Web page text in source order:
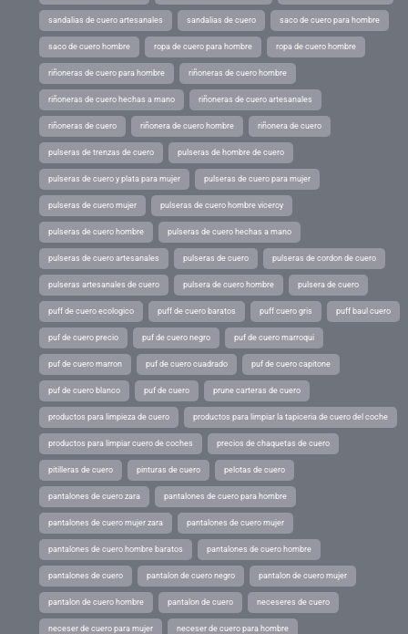
sandalias de cuero artesanales sandalias de cuero saco de cuero para hombre
saco de cuero hombre ropa de cuero para hombre ropa de cuero hombre
riñoneras de cuero para hombre riñoneras de cuero hombre
riñoneras de cuero hechas a mano riñoneras de cuero artesanales
riñoneras de cuero riñonera de cuero hombre riñonera de cuero
pulseras de trenzas de cuero pulseras de hombre de cuero
pulseras de cuero y plata para mujer pulseras de cuero para mujer
pulseras de cuero mujer pulseras de cuero hombre viceroy
pulseras de cuero hombre pulseras de cuero hechas a mano
pulseras de cuero artesanales pulseras de cuero pulseras de cordon de cuero
pulseras artesanales de cuero pulsera de cuero hombre pulsera de cuero
puff de cuero ecologico puff de cuero baratos puff cuero gris puff baul cuero
puf de cuero precio puf de cuero negro puf de cuero marroqui
puf de cuero marron puf de cuero cuadrado puf de cuero capitone
puf de cuero blanco puf de cuero prune carteras de cuero
productos para limpieza de cuero productos para limpiar la tapiceria de cuero del coche
productos para limpiar cuero de coches precios de chaquetas de cuero
pitilleras de cuero pinturas de cuero pelotas de cuero
pantalones de cuero zara pantalones de cuero para hombre
pantalones de cuero mujer zara pantalones de cuero mujer
pantalones de cuero hombre baratos pantalones de cuero hombre
pantalones de cuero pantalon de cuero negro pantalon de cuero mujer
pantalon de cuero hombre pantalon de cuero neceseres de cuero
neceser de cuero para mujer neceser de cuero para hombre